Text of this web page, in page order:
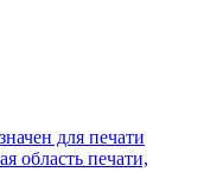
для печати
область печати,